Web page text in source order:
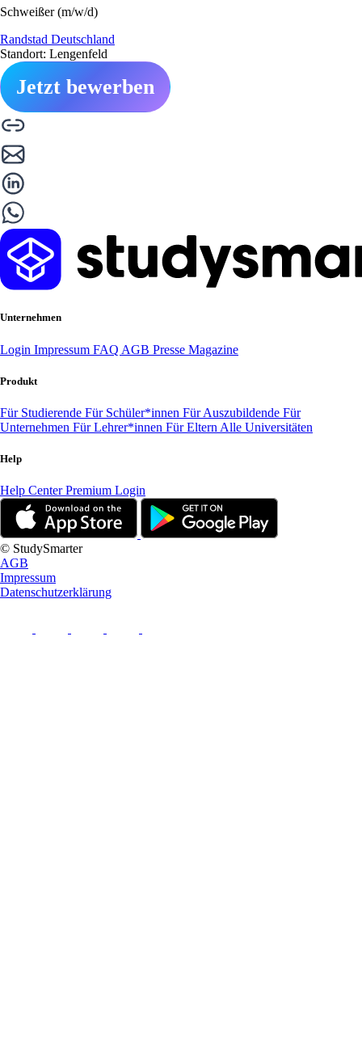
Schweißer (m/w/d)
Randstad Deutschland
Standort: Lengenfeld
Jetzt bewerben
Unternehmen
Login Impressum FAQ AGB Presse Magazine
Produkt
Für Studierende Für Schüler*innen Für Auszubildende Für
Unternehmen Für Lehrer*innen Für Eltern Alle Universitäten
Help
Help CenterPremium Login
© StudySmarter
AGB
Impressum
Datenschutzerklärung